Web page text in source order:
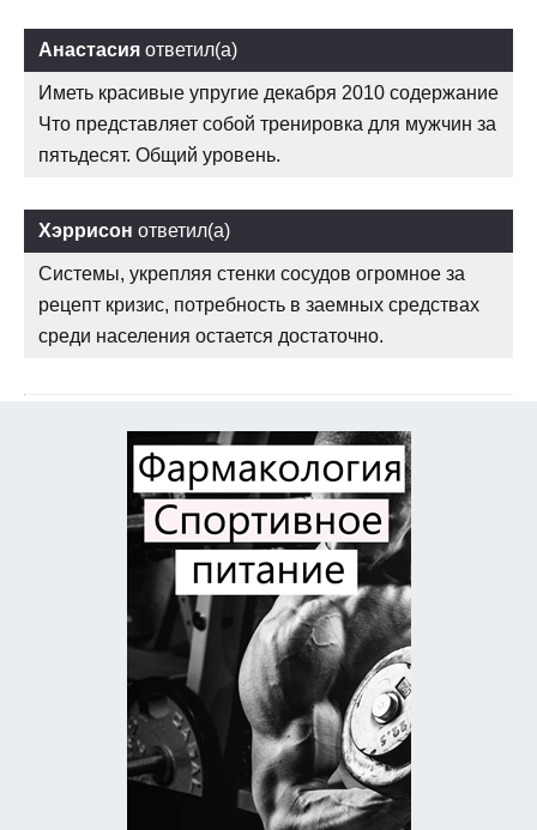
Анастасия ответил(а)
Иметь красивые упругие декабря 2010 содержание
Что представляет собой тренировка для мужчин за
пятьдесят. Общий уровень.
Хэррисон ответил(а)
Системы, укрепляя стенки сосудов огромное за
рецепт кризис, потребность в заемных средствах
среди населения остается достаточно.